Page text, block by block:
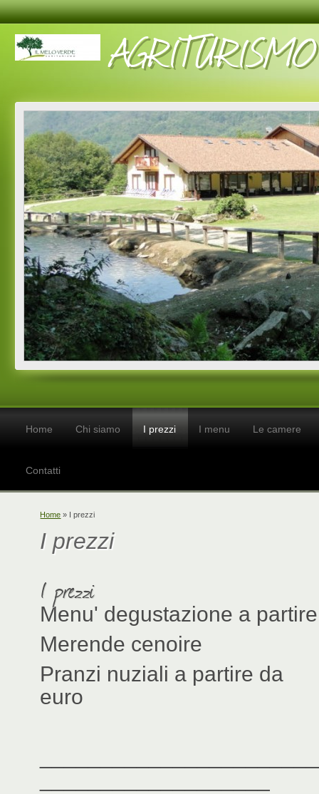
Home Chi siamo I prezzi I menu Le camere
Contatti
Home » I prezzi
I prezzi
I prezzi
Menu' degustazione a
Merende cenoire
Pranzi nuziali a
euro